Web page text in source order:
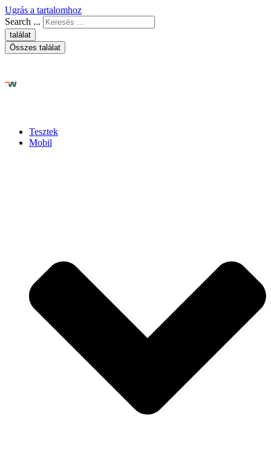
Ugrás a tartalomhoz
Search ...
találat
Összes találat
Tesztek
Mobil